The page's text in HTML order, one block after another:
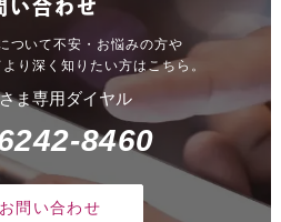
い合わせ
ついて不安・お悩みの方や
り深く知りたい方はこちら。
ま専用ダイヤル
8460
お問い合わせ